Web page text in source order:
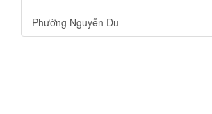
Phường Nguyễn Du